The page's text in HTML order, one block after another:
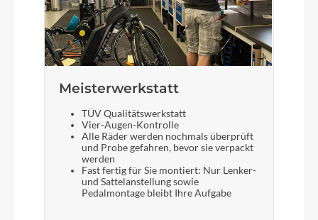
Meisterwerkstatt
TÜV Qualitätswerkstatt
Vier-Augen-Kontrolle
Alle Räder werden nochmals überprüft
und Probe gefahren, bevor sie verpackt
werden
Fast fertig für Sie montiert: Nur Lenker-
und Sattelanstellung sowie
Pedalmontage bleibt Ihre Aufgabe